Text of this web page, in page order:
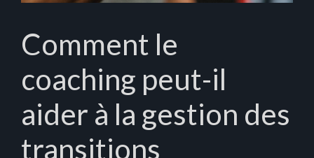
Comment le
coaching peut-il
aider à la gestion des
transitions